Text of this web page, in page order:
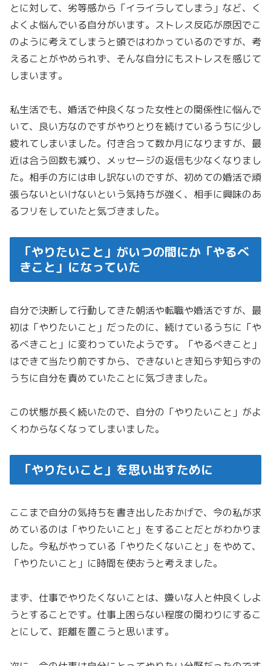
とに対して、劣等感から「イライラしてしまう」など、く
よくよ悩んでいる自分がいます。ストレス反応が原因でこ
のように考えてしまうと頭ではわかっているのですが、考
えることがやめられず、そんな自分にもストレスを感じて
しまいます。
私生活でも、婚活で仲良くなった女性との関係性に悩んで
いて、良い方なのですがやりとりを続けているうちに少し
疲れてしまいました。付き合って数か月になりますが、最
近は合う回数も減り、メッセージの返信も少なくなりまし
た。相手の方には申し訳ないのですが、初めての婚活で頑
張らないといけないという気持ちが強く、相手に興味のあ
るフリをしていたと気づきました。
「やりたいこと」がいつの間にか「やるべ
きこと」になっていた
自分で決断して行動してきた朝活や転職や婚活ですが、最
初は「やりたいこと」だったのに、続けているうちに「や
るべきこと」に変わっていたようです。「やるべきこと」
はできて当たり前ですから、できないとき知らず知らずの
うちに自分を責めていたことに気づきました。
この状態が長く続いたので、自分の「やりたいこと」がよ
くわからなくなってしまいました。
「やりたいこと」を思い出すために
ここまで自分の気持ちを書き出したおかげで、今の私が求
めているのは「やりたいこと」をすることだとがわかりま
した。今私がやっている「やりたくないこと」をやめて、
「やりたいこと」に時間を使おうと考えました。
まず、仕事でやりたくないことは、嫌いな人と仲良くしよ
うとすることです。仕事上困らない程度の関わりにするこ
とにして、距離を置こうと思います。